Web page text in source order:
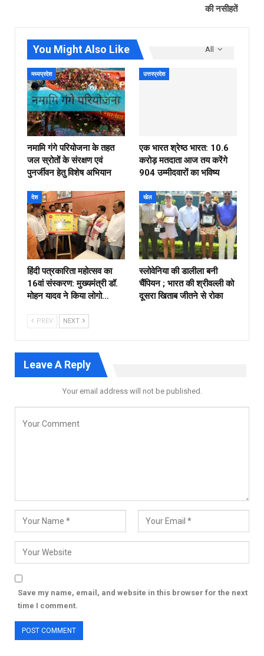
की नसीहतें
All
You Might Also Like
मध्यप्रदेश
नमामि गंगे परियोजना के तहत
जल स्रोतों के संरक्षण एवं
पुनर्जीवन हेतु विशेष अभियान
उत्तरप्रदेश
एक भारत श्रेष्ठ भारत: 10.6
करोड़ मतदाता आज तय करेंगे
904 उम्मीदवारों का भविष्य
देश
हिंदी पत्रकारिता महोत्सव का
16वां संस्करण: मुख्यमंत्री डॉ.
मोहन यादव ने किया लोगो…
खेल
स्लोवेनिया की डालीला बनी
चैंपियन ; भारत की श्रीवल्ली को
दूसरा खिताब जीतने से रोका
PREV NEXT
Leave A Reply
Your email address will not be published.
Save my name, email, and website in this browser for the next
time I comment.